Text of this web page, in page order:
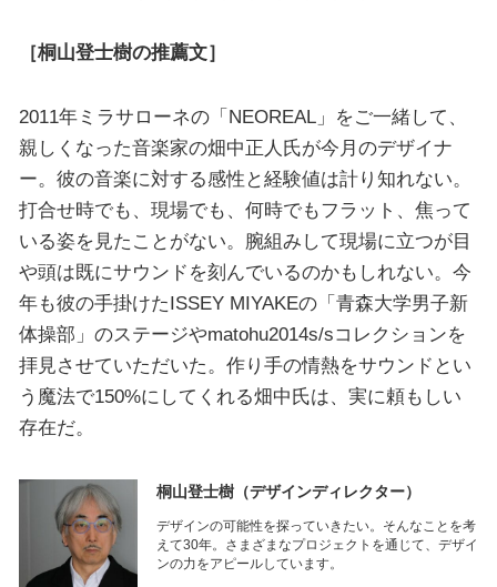
［桐山登士樹の推薦文］
2011年ミラサローネの「NEOREAL」をご一緒して、
親しくなった音楽家の畑中正人氏が今月のデザイナ
ー。彼の音楽に対する感性と経験値は計り知れない。
打合せ時でも、現場でも、何時でもフラット、焦って
いる姿を見たことがない。腕組みして現場に立つが目
や頭は既にサウンドを刻んでいるのかもしれない。今
年も彼の手掛けたISSEY MIYAKEの「青森大学男子新
体操部」のステージやmatohu2014s/sコレクションを
拝見させていただいた。作り手の情熱をサウンドとい
う魔法で150%にしてくれる畑中氏は、実に頼もしい
存在だ。
桐山登士樹（デザインディレクター）
デザインの可能性を探っていきたい。そんなことを考
えて30年。さまざまなプロジェクトを通じて、デザイ
ンの力をアピールしています。